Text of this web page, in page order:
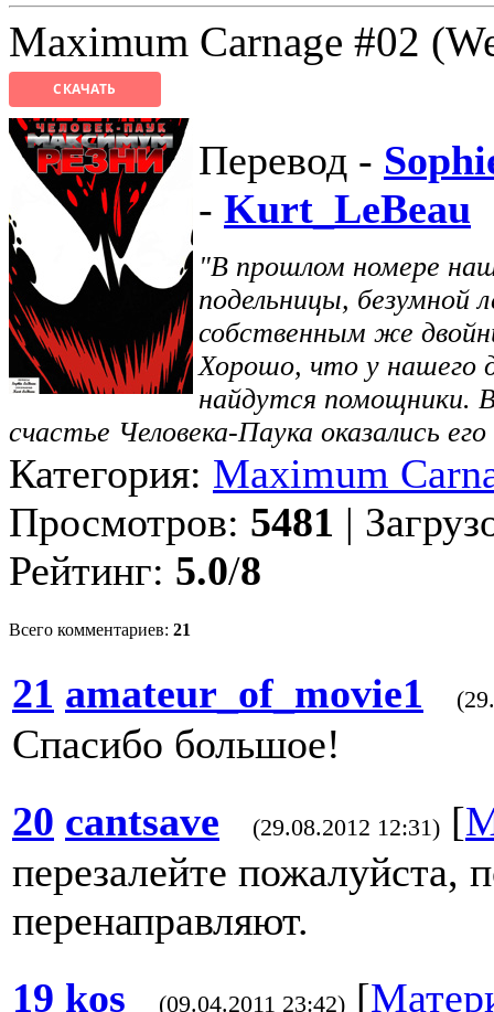
Maximum Carnage #02
СКАЧАТЬ
Перевод -
- Kurt_LeBeau
"В прошлом номере
подельницы, безумной
собственным же
Хорошо, что у нашего
найдутся помощники.
счастье Человека-Паука оказались
Категория: Maximum
Просмотров: 5481 |
Рейтинг: 5.0/8
Всего комментариев: 21
21 amateur_of_movie1
Спасибо большое!
20 cantsave (29.08.2012 12:31) [
перезалейте пожалуйста,
перенаправляют.
19 kos (09.04.2011 23:42) [